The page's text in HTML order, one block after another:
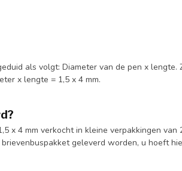
als volgt: Diameter van de pen x lengte.
x lengte = 1,5 x 4 mm.
x 4 mm verkocht in kleine verpakkingen van
geleverd worden, u hoeft